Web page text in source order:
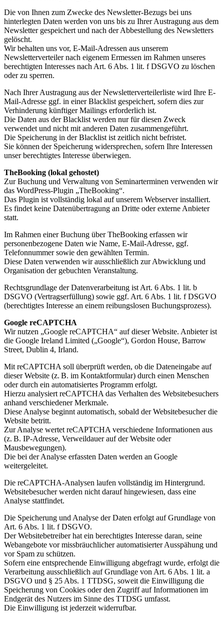
Die von Ihnen zum Zwecke des Newsletter-Bezugs bei uns
hinterlegten Daten werden von uns bis zu Ihrer Austragung aus dem
Newsletter gespeichert und nach der Abbestellung des Newsletters
gelöscht.
Wir behalten uns vor, E-Mail-Adressen aus unserem
Newsletterverteiler nach eigenem Ermessen im Rahmen unseres
berechtigten Interesses nach Art. 6 Abs. 1 lit. f DSGVO zu löschen
oder zu sperren.
Nach Ihrer Austragung aus der Newsletterverteilerliste wird Ihre E-
Mail-Adresse ggf. in einer Blacklist gespeichert, sofern dies zur
Verhinderung künftiger Mailings erforderlich ist.
Die Daten aus der Blacklist werden nur für diesen Zweck
verwendet und nicht mit anderen Daten zusammengeführt.
Die Speicherung in der Blacklist ist zeitlich nicht befristet.
Sie können der Speicherung widersprechen, sofern Ihre Interessen
unser berechtigtes Interesse überwiegen.
TheBooking (lokal gehostet)
Zur Buchung und Verwaltung von Seminarterminen verwenden wir
das WordPress-Plugin „TheBooking“.
Das Plugin ist vollständig lokal auf unserem Webserver installiert.
Es findet keine Datenübertragung an Dritte oder externe Anbieter
statt.
Im Rahmen einer Buchung über TheBooking erfassen wir
personenbezogene Daten wie Name, E-Mail-Adresse, ggf.
Telefonnummer sowie den gewählten Termin.
Diese Daten verwenden wir ausschließlich zur Abwicklung und
Organisation der gebuchten Veranstaltung.
Rechtsgrundlage der Datenverarbeitung ist Art. 6 Abs. 1 lit. b
DSGVO (Vertragserfüllung) sowie ggf. Art. 6 Abs. 1 lit. f DSGVO
(berechtigtes Interesse an einem reibungslosen Buchungsprozess).
Google reCAPTCHA
Wir nutzen „Google reCAPTCHA“ auf dieser Website. Anbieter ist
die Google Ireland Limited („Google“), Gordon House, Barrow
Street, Dublin 4, Irland.
Mit reCAPTCHA soll überprüft werden, ob die Dateneingabe auf
dieser Website (z. B. im Kontaktformular) durch einen Menschen
oder durch ein automatisiertes Programm erfolgt.
Hierzu analysiert reCAPTCHA das Verhalten des Websitebesuchers
anhand verschiedener Merkmale.
Diese Analyse beginnt automatisch, sobald der Websitebesucher die
Website betritt.
Zur Analyse wertet reCAPTCHA verschiedene Informationen aus
(z. B. IP-Adresse, Verweildauer auf der Website oder
Mausbewegungen).
Die bei der Analyse erfassten Daten werden an Google
weitergeleitet.
Die reCAPTCHA-Analysen laufen vollständig im Hintergrund.
Websitebesucher werden nicht darauf hingewiesen, dass eine
Analyse stattfindet.
Die Speicherung und Analyse der Daten erfolgt auf Grundlage von
Art. 6 Abs. 1 lit. f DSGVO.
Der Websitebetreiber hat ein berechtigtes Interesse daran, seine
Webangebote vor missbräuchlicher automatisierter Ausspähung und
vor Spam zu schützen.
Sofern eine entsprechende Einwilligung abgefragt wurde, erfolgt die
Verarbeitung ausschließlich auf Grundlage von Art. 6 Abs. 1 lit. a
DSGVO und § 25 Abs. 1 TTDSG, soweit die Einwilligung die
Speicherung von Cookies oder den Zugriff auf Informationen im
Endgerät des Nutzers im Sinne des TTDSG umfasst.
Die Einwilligung ist jederzeit widerrufbar.